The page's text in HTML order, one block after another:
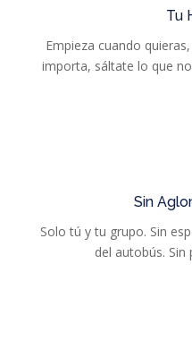
Tu
Empieza cuando
importa, sáltate lo que
Sin
Solo tú y tu grupo. Sin
del autobús.